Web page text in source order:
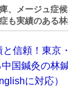
、メージュ症
も実績のある
信頼！東京
国鍼灸の林
に対応）